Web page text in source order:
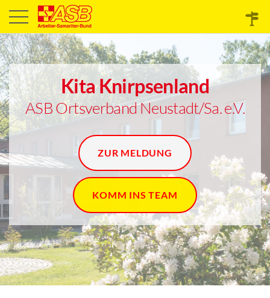
Kita Knirpsenland
ASB Ortsverband Neustadt/Sa. e.V.
ZUR MELDUNG
KOMM INS TEAM